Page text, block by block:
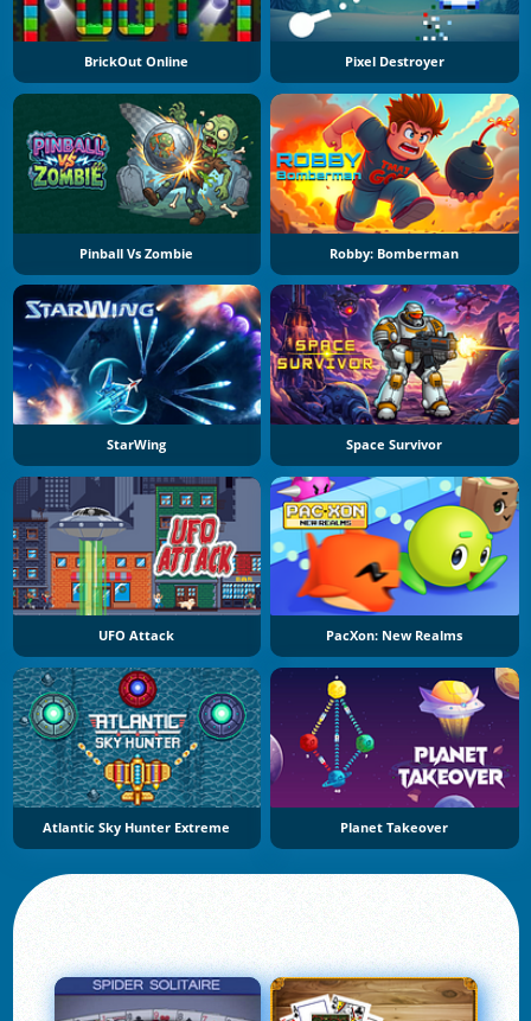
BrickOut Online Pixel Destroyer
Pinball Vs Zombie Robby: Bomberman
StarWing Space Survivor
UFO Attack PacXon: New Realms
Atlantic Sky Hunter Extreme Planet Takeover